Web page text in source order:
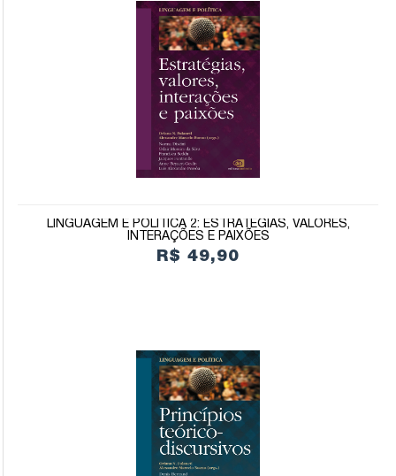
LINGUAGEM E POLÍTICA 2: ESTRATÉGIAS, VALORES,
INTERAÇÕES E PAIXÕES
R$ 49,90